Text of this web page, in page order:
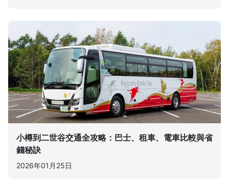
小樽到二世谷交通全攻略：巴士、租車、電車比較與省
錢秘訣
2026年01月25日